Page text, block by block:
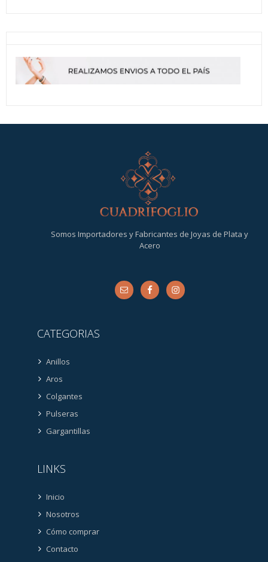
Somos Importadores y Fabricantes de Joyas de Plata y
Acero
CATEGORIAS
Anillos
Aros
Colgantes
Pulseras
Gargantillas
LINKS
Inicio
Nosotros
Cómo comprar
Contacto